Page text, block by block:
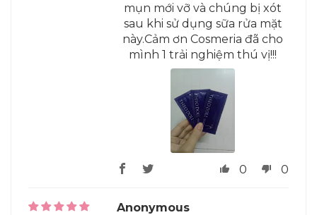
mụn mới vỡ và chúng bị xót
sau khi sử dụng sữa rửa mặt
này.Cảm ơn Cosmeria đã cho
mình 1 trải nghiệm thú vị!!!
0 0
Anonymous